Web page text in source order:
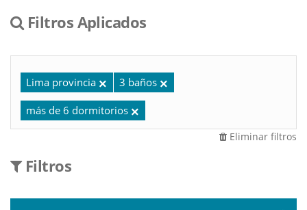
Filtros Aplicados
Lima provincia 3 baños
más de 6 dormitorios
Eliminar filtros
Filtros